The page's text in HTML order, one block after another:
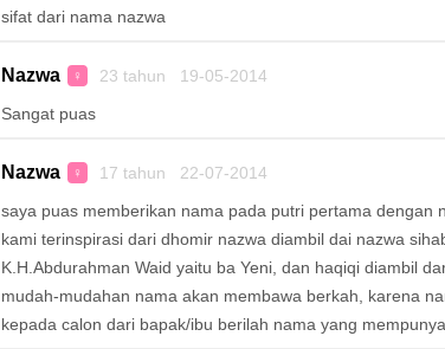
sifat dari nama nazwa
Nazwa ♀ 23 tahun 19-05-2014
Sangat puas
Nazwa ♀ 17 tahun 22-07-2014
saya puas memberikan nama pada putri pertama dengan
kami terinspirasi dari dhomir nazwa diambil dai nazwa
K.H.Abdurahman Waid yaitu ba Yeni, dan haqiqi diambil
mudah-mudahan nama akan membawa berkah, karena
kepada calon dari bapak/ibu berilah nama yang